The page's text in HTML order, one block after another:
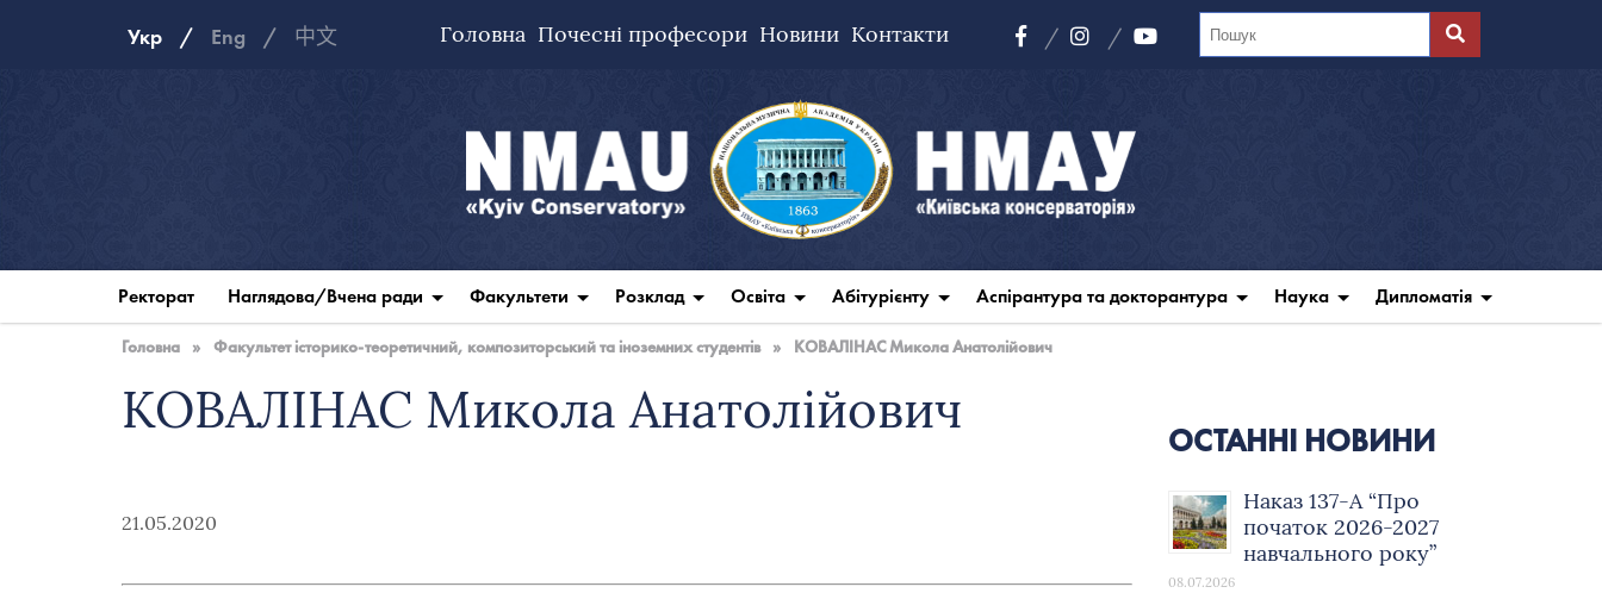
Укр Eng 中文 Головна Почесні професори Новини Контакти
Ректорат Наглядова/Вчена ради Факультети Розклад Освіта Абітурієнту Аспірантура та докторантура Наука Дипломатія
Головна » Факультет історико-теоретичний, композиторський та іноземних студентів » КОВАЛІНАС Микола Анатолійович
КОВАЛІНАС Микола Анатолійович
21.05.2020
ОСТАННІ НОВИНИ
Наказ 137-А “Про
початок 2026-2027
навчального року”
08.07.2026